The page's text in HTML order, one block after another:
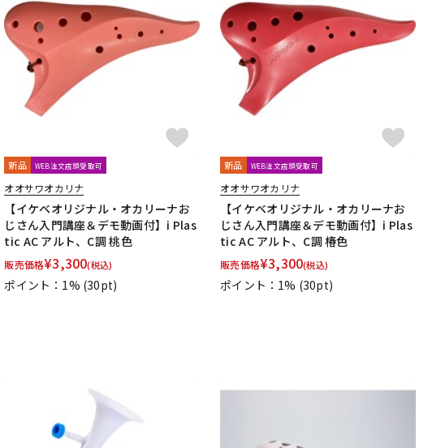
新品 WEB注文店頭受取可
オオサワオカリナ
【イケベオリジナル・オカリーナお
じさん入門講座＆デモ動画付】i Plas
tic AC アルト、C調 桃色
販売価格¥3,300(税込)
ポイント：1% (30pt)
新品 WEB注文店頭受取可
オオサワオカリナ
【イケベオリジナル・オカリーナお
じさん入門講座＆デモ動画付】i Plas
tic AC アルト、C調 椿色
販売価格¥3,300(税込)
ポイント：1% (30pt)